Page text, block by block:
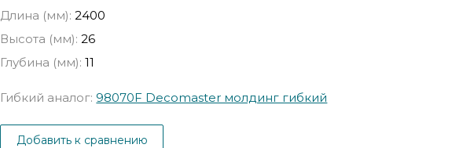
Длина (мм): 2400
Высота (мм): 26
Глубина (мм): 11
Гибкий аналог:98070F Decomaster молдинг гибкий
Добавить к сравнению